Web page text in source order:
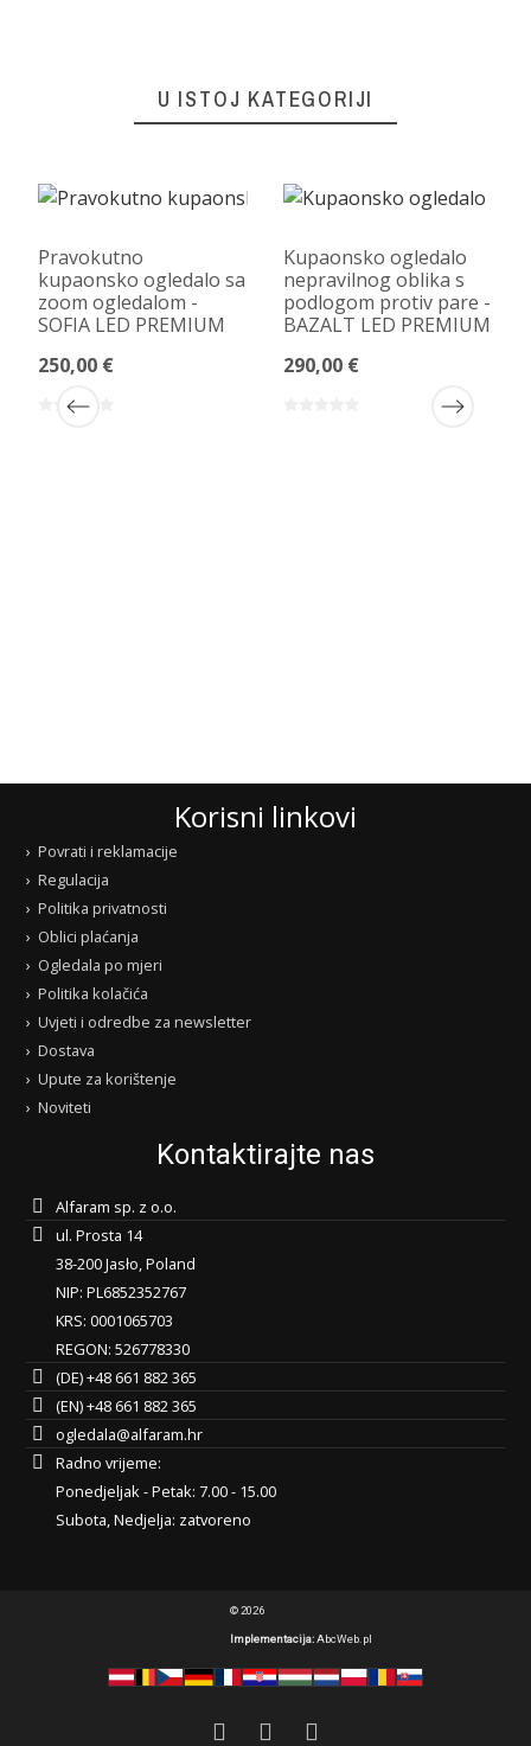
U ISTOJ KATEGORIJI
Pravokutno
kupaonsko ogledalo sa
zoom ogledalom -
SOFIA LED PREMIUM
250,00 €
Kupaonsko ogledalo
nepravilnog oblika s
podlogom protiv pare -
BAZALT LED PREMIUM
290,00 €
Korisni linkovi
Povrati i reklamacije
Regulacija
Politika privatnosti
Oblici plaćanja
Ogledala po mjeri
Politika kolačića
Uvjeti i odredbe za newsletter
Dostava
Upute za korištenje
Noviteti
Kontaktirajte nas
Alfaram sp. z o.o.
ul. Prosta 14
38-200 Jasło, Poland
NIP: PL6852352767
KRS: 0001065703
REGON: 526778330
(DE) +48 661 882 365
(EN) +48 661 882 365
ogledala@alfaram.hr
Radno vrijeme:
Ponedjeljak - Petak: 7.00 - 15.00
Subota, Nedjelja: zatvoreno
© 2026
Implementacija:AbcWeb.pl